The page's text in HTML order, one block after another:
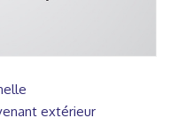
extérieur